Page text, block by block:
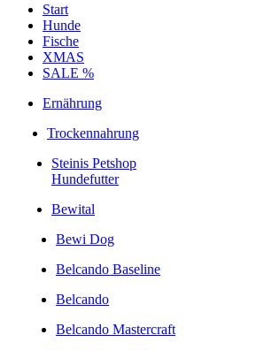
Start
Hunde
Fische
XMAS
SALE %
Ernährung
Trockennahrung
Steinis Petshop
Hundefutter
Bewital
Bewi Dog
Belcando Baseline
Belcando
Belcando Mastercraft